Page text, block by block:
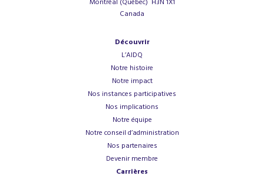
Montréal (Québec) H3N 1X1
Canada
Découvrir
L’AIDQ
Notre histoire
Notre impact
Nos instances participatives
Nos implications
Notre équipe
Notre conseil d’administration
Nos partenaires
Devenir membre
Carrières